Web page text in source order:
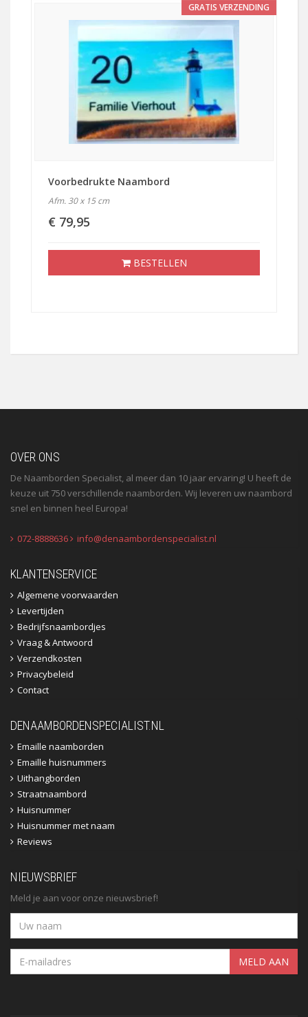
GRATIS VERZENDING
Voorbedrukte Naambord
Afm. 30 x 15 cm
€ 79,95
BESTELLEN
OVER ONS
De Naamborden Specialist, al meer dan 10 jaar ervaring! U heeft de
keuze uit 750 verschillende naamborden. Wij leveren uw naambord
snel en binnen heel Europa!
072-8888636 info@denaambordenspecialist.nl
KLANTENSERVICE
Algemene voorwaarden
Levertijden
Bedrijfsnaambordjes
Vraag & Antwoord
Verzendkosten
Privacybeleid
Contact
DENAAMBORDENSPECIALIST.NL
Emaille naamborden
Emaille huisnummers
Uithangborden
Straatnaambord
Huisnummer
Huisnummer met naam
Reviews
NIEUWSBRIEF
Meld je aan voor onze nieuwsbrief!
MELD AAN